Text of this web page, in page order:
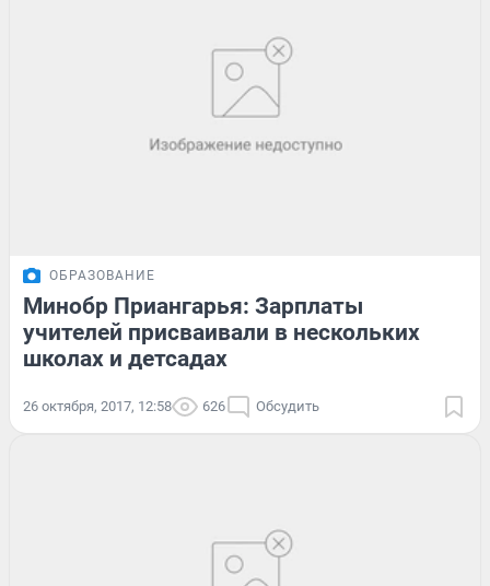
ОБРАЗОВАНИЕ
Минобр Приангарья: Зарплаты
учителей присваивали в нескольких
школах и детсадах
26 октября, 2017, 12:58 626 Обсудить